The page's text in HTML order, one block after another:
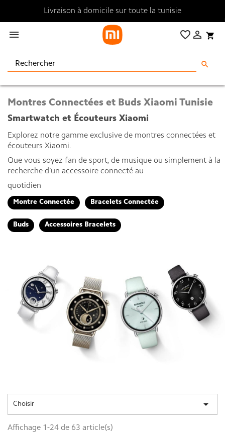
Livraison à domicile sur toute la tunisie
 shopping_cart

favorite_border
search
Montres Connectées et Buds Xiaomi Tunisie
Smartwatch et Écouteurs Xiaomi
Explorez notre gamme exclusive de montres connectées et
écouteurs Xiaomi.
Que vous soyez fan de sport, de musique ou simplement à la
recherche d’un accessoire connecté au
quotidien
Montre Connectée Bracelets Connectée
Buds Accessoires Bracelets
Choisir 
Affichage 1-24 de 63 article(s)